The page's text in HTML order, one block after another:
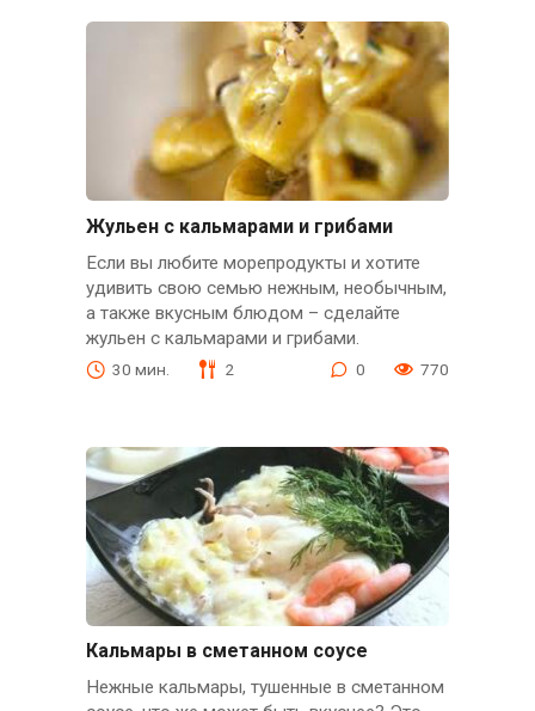
Жульен с кальмарами и грибами
Если вы любите морепродукты и хотите
удивить свою семью нежным, необычным,
а также вкусным блюдом – сделайте
жульен с кальмарами и грибами.
30 мин. 2 0 770
Кальмары в сметанном соусе
Нежные кальмары, тушенные в сметанном